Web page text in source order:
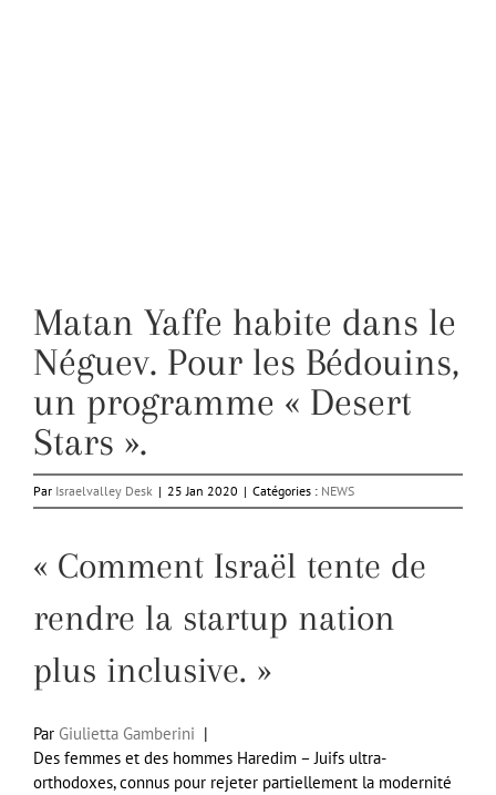
Matan Yaffe habite dans le
Néguev. Pour les Bédouins,
un programme « Desert
Stars ».
Par Israelvalley Desk | 25 Jan 2020 | Catégories : NEWS
« Comment Israël tente de
rendre la startup nation
plus inclusive. »
Par Giulietta Gamberini |
Des femmes et des hommes Haredim – Juifs ultra-
orthodoxes, connus pour rejeter partiellement la modernité